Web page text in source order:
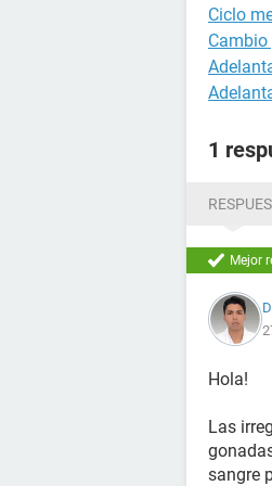
Ciclo
1
Mejor
Hola!
Las
sangre